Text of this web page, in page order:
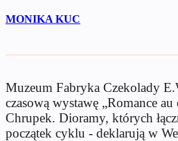
MONIKA KUC
Muzeum Fabryka Czekolady
czasową wystawę „Romance
Chrupek. Dioramy, których
początek cyklu - deklarują w